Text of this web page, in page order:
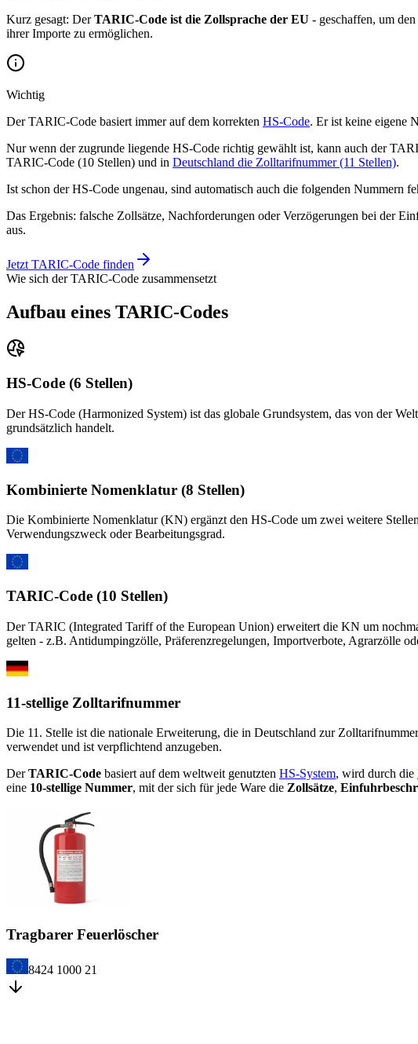
Kurz gesagt: DerTARIC-Code ist die Zollsprache der EU - geschaffen, um
ihrer Importe zu ermöglichen.
Wichtig
Der TARIC-Code basiert immer auf dem korrekten HS-Code. Er ist keine eigene
Nur wenn der zugrunde liegende HS-Code richtig gewählt ist, kann auch der
TARIC-Code (10 Stellen) und in Deutschland die Zolltarifnummer (11 Stellen).
Ist schon der HS-Code ungenau, sind automatisch auch die folgenden Nummern
Das Ergebnis: falsche Zollsätze, Nachforderungen oder Verzögerungen bei der
aus.
Jetzt TARIC-Code finden
Wie sich der TARIC-Code zusammensetzt
Aufbau eines TARIC-Codes
HS-Code (6 Stellen)
Der HS-Code (Harmonized System) ist das globale Grundsystem, das von der
grundsätzlich handelt.
Kombinierte Nomenklatur (8 Stellen)
Die Kombinierte Nomenklatur (KN) ergänzt den HS-Code um zwei weitere
Verwendungszweck oder Bearbeitungsgrad.
TARIC-Code (10 Stellen)
Der TARIC (Integrated Tariff of the European Union) erweitert die KN um
gelten - z.B. Antidumpingzölle, Präferenzregelungen, Importverbote, Agrarzölle
11-stellige Zolltarifnummer
Die 11. Stelle ist die nationale Erweiterung, die in Deutschland zur
verwendet und ist verpflichtend anzugeben.
DerTARIC-Code basiert auf dem weltweit genutzten HS-System, wird durch die
eine 10-stellige Nummer, mit der sich für jede Ware die Zollsätze,
Tragbarer Feuerlöscher
8424 1000 21